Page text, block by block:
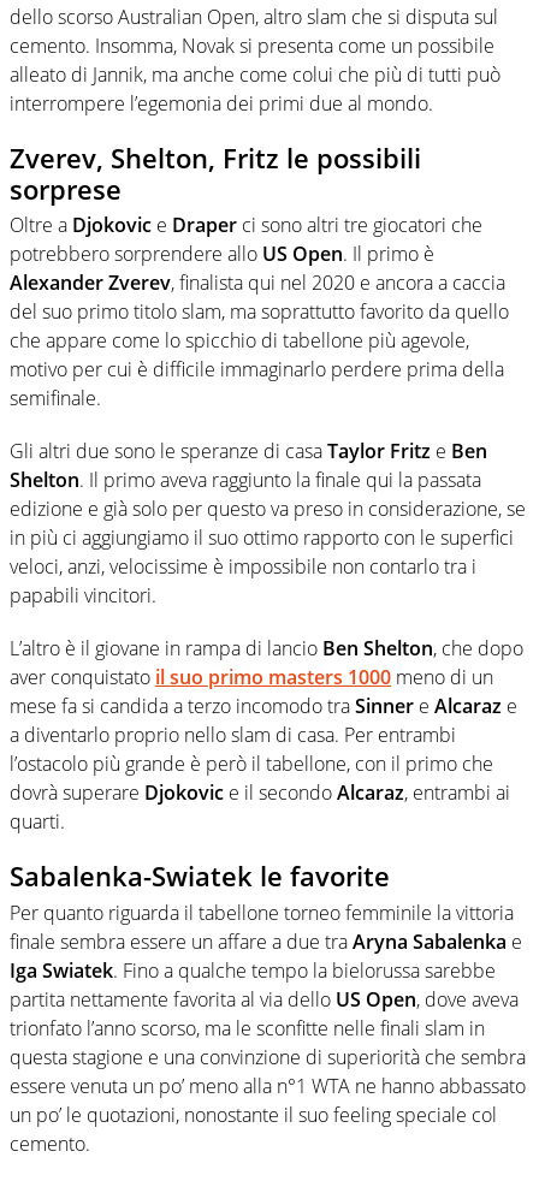
dello scorso Australian Open, altro slam che si disputa sul
cemento. Insomma, Novak si presenta come un possibile
alleato di Jannik, ma anche come colui che più di tutti può
interrompere l’egemonia dei primi due al mondo.
Zverev, Shelton, Fritz le possibili
sorprese
Oltre a Djokovic e Draper ci sono altri tre giocatori che
potrebbero sorprendere allo US Open. Il primo è
Alexander Zverev, finalista qui nel 2020 e ancora a caccia
del suo primo titolo slam, ma soprattutto favorito da quello
che appare come lo spicchio di tabellone più agevole,
motivo per cui è difficile immaginarlo perdere prima della
semifinale.
Gli altri due sono le speranze di casaTaylor Fritz e Ben
Shelton. Il primo aveva raggiunto la finale qui la passata
edizione e già solo per questo va preso in considerazione, se
in più ci aggiungiamo il suo ottimo rapporto con le superfici
veloci, anzi, velocissime è impossibile non contarlo tra i
papabili vincitori.
L’altro è il giovane in rampa di lancio Ben Shelton, che dopo
aver conquistato il suo primo masters 1000 meno di un
mese fa si candida a terzo incomodo traSinner e Alcaraz e
a diventarlo proprio nello slam di casa. Per entrambi
l’ostacolo più grande è però il tabellone, con il primo che
dovrà superare Djokovic e il secondoAlcaraz, entrambi ai
quarti.
Sabalenka-Swiatek le favorite
Per quanto riguarda il tabellone torneo femminile la vittoria
finale sembra essere un affare a due traAryna Sabalenka e
Iga Swiatek. Fino a qualche tempo la bielorussa sarebbe
partita nettamente favorita al via dello US Open, dove aveva
trionfato l’anno scorso, ma le sconfitte nelle finali slam in
questa stagione e una convinzione di superiorità che sembra
essere venuta un po’ meno alla n°1 WTA ne hanno abbassato
un po’ le quotazioni, nonostante il suo feeling speciale col
cemento.